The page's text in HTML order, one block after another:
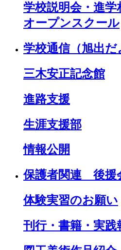
学校説明会・進学
オープンスクール
学校通信（旭出だ
三木安正記念館
進路支援
生涯支援部
情報公開
保護者関連 後援
体験実習のお願い
刊行・書籍・実践